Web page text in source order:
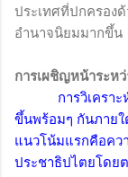
ประเทศที่ปกครอง
อำนาจนิยมมากขึ้น
การเผชิญหน้าระห
การวิเครา
ขึ้นพร้อมๆ กันภาย
แนวโน้มแรกคือคว
ประชาธิปไตยโดย